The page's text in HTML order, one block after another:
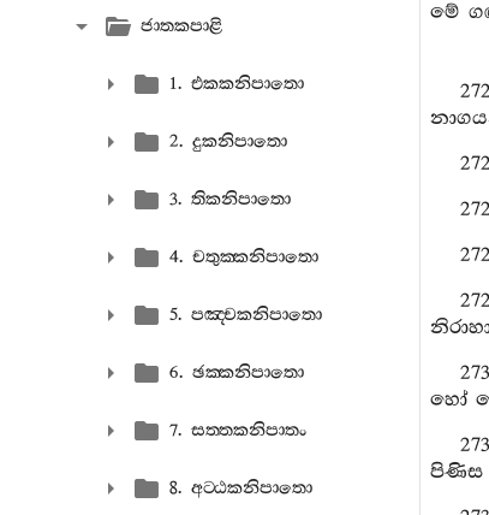
ජාතකපාළි
1. එකකනිපාතො
2. දුකනිපාතො
3. තිකනිපාතො
4. චතුක‍්කනිපාතො
5. පඤ‍්චකනිපාතො
6. ඡක‍්කනිපාතො
7. සත‍්තකනිපාතං
8. අට‍්ඨකනිපාතො
මේ
හෝ
පිණිස